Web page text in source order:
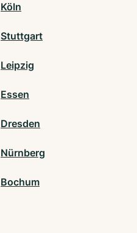
Köln
Stuttgart
Leipzig
Essen
Dresden
Nürnberg
Bochum